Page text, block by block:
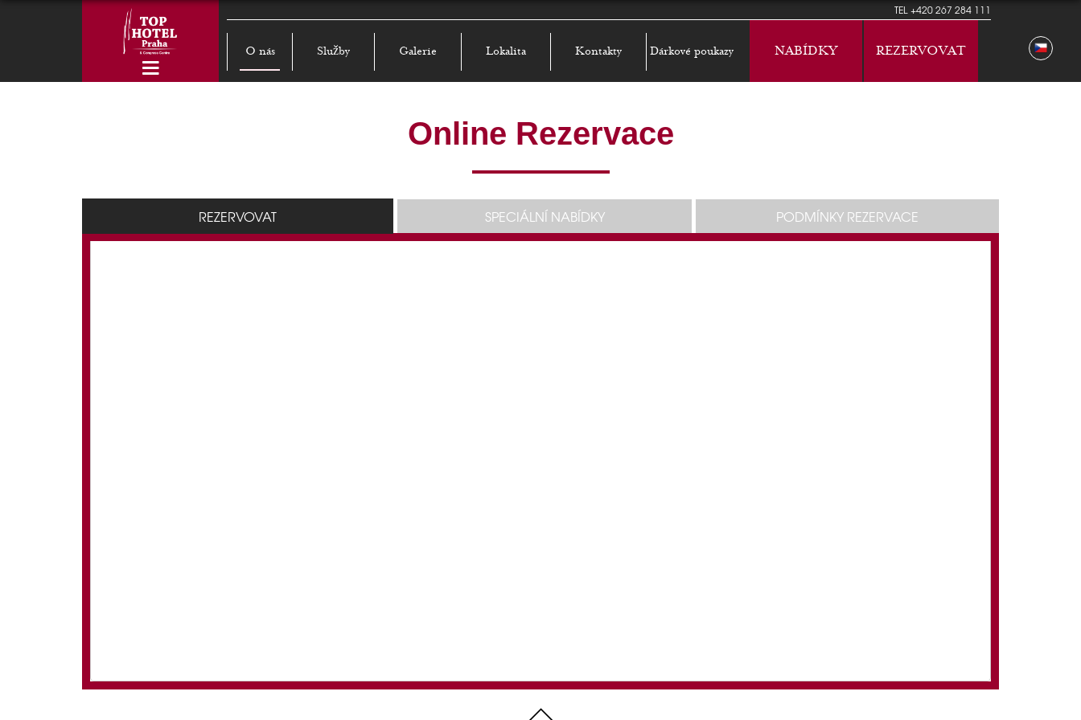
TEL+420 267 284 111
O nás Služby Galerie Lokalita Kontakty Dárkové poukazy NABÍDKY REZERVOVAT
Online Rezervace
REZERVOVAT SPECIÁLNÍ NABÍDKY PODMÍNKY REZERVACE